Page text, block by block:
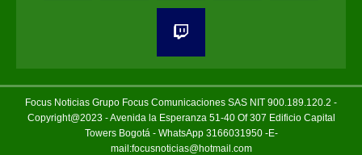
Focus Noticias Grupo Focus Comunicaciones SAS NIT 900.189.120.2 -
Copyright@2023 - Avenida la Esperanza 51-40 Of 307 Edificio Capital
Towers Bogotá - WhatsApp 3166031950 -E-
mail:focusnoticias@hotmail.com